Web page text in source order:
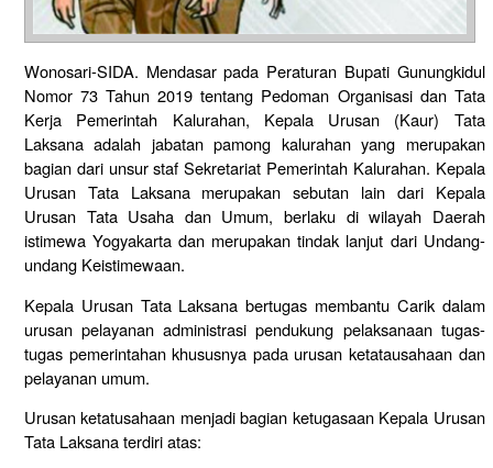
Wonosari-SIDA. Mendasar pada Peraturan Bupati Gunungkidul
Nomor 73 Tahun 2019 tentang Pedoman Organisasi dan Tata
Kerja Pemerintah Kalurahan, Kepala Urusan (Kaur) Tata
Laksana adalah jabatan pamong kalurahan yang merupakan
bagian dari unsur staf Sekretariat Pemerintah Kalurahan. Kepala
Urusan Tata Laksana merupakan sebutan lain dari Kepala
Urusan Tata Usaha dan Umum, berlaku di wilayah Daerah
istimewa Yogyakarta dan merupakan tindak lanjut dari Undang-
undang Keistimewaan.
Kepala Urusan Tata Laksana bertugas membantu Carik dalam
urusan pelayanan administrasi pendukung pelaksanaan tugas-
tugas pemerintahan khususnya pada urusan ketatausahaan dan
pelayanan umum.
Urusan ketatusahaan menjadi bagian ketugasaan Kepala Urusan
Tata Laksana terdiri atas: